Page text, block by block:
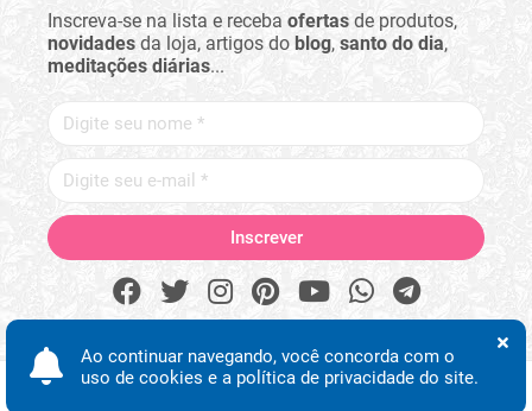
Inscreva-se na lista e receba ofertas de produtos,
novidades da loja, artigos do blog, santo do dia,
meditações diárias...
Ao continuar navegando, você concorda com o
uso de cookies e a política de privacidade do site.